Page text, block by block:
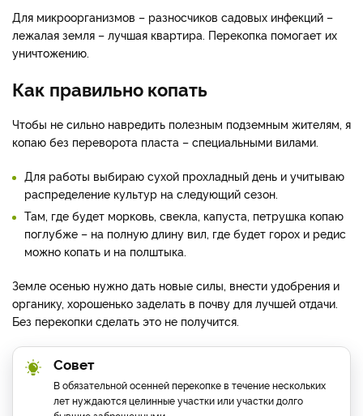
Для микроорганизмов – разносчиков садовых инфекций –
лежалая земля – лучшая квартира. Перекопка помогает их
уничтожению.
Как правильно копать
Чтобы не сильно навредить полезным подземным жителям, я
копаю без переворота пласта – специальными вилами.
Для работы выбираю сухой прохладный день и учитываю
распределение культур на следующий сезон.
Там, где будет морковь, свекла, капуста, петрушка копаю
поглубже – на полную длину вил, где будет горох и редис
можно копать и на полштыка.
Земле осенью нужно дать новые силы, внести удобрения и
органику, хорошенько заделать в почву для лучшей отдачи.
Без перекопки сделать это не получится.
Совет
В обязательной осенней перекопке в течение нескольких
лет нуждаются целинные участки или участки долго